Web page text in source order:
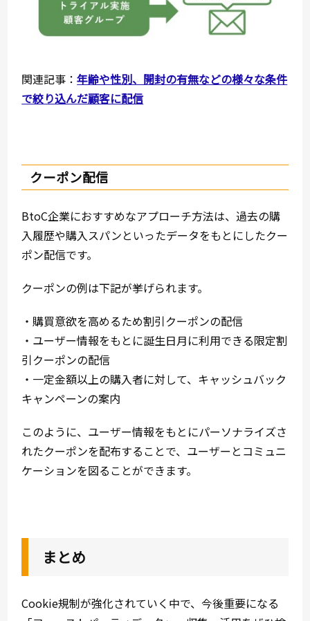
関連記事：年齢や性別、開封の有無などの様々な条件
で絞り込んだ顧客に配信
クーポン配信
BtoC企業におすすめなアプローチ方法は、過去の購
入履歴や購入スパンといったデータをもとにしたクー
ポン配信です。
クーポンの例は下記が挙げられます。
・購買意欲を高めるため割引クーポンの配信
・ユーザー情報をもとに誕生日月に利用できる限定割
引クーポンの配信
・一定金額以上の購入者に対して、キャッシュバック
キャンペーンの案内
このように、ユーザー情報をもとにパーソナライズさ
れたクーポンを配布することで、ユーザーとコミュニ
ケーションを図ることができます。
まとめ
Cookie規制が強化されていく中で、今後重要になる